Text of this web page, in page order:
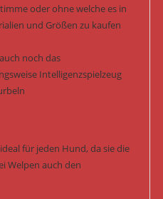
oder ohne welche es in
und Größen zu kaufen
noch das
Intelligenzspielzeug
für jeden Hund, da sie die
Welpen auch den